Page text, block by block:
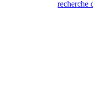
recherche